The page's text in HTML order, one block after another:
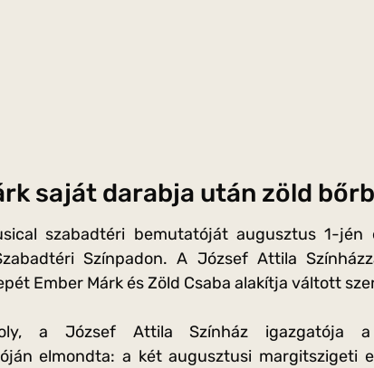
saját darabja után zöld
szabadtéri bemutatóját augusztus 1-
Színpadon. A József Attila
Ember Márk és Zöld Csaba alakítja váltott
a József Attila Színház igazgatója
elmondta: a két augusztusi margitszigeti